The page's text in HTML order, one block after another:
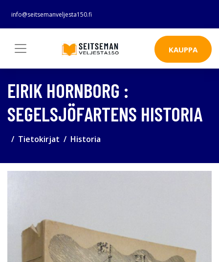
info@seitsemanveljesta150.fi
KAUPPA
EIRIK HORNBORG :
SEGELSJÖFARTENS HISTORIA
Tietokirjat Historia